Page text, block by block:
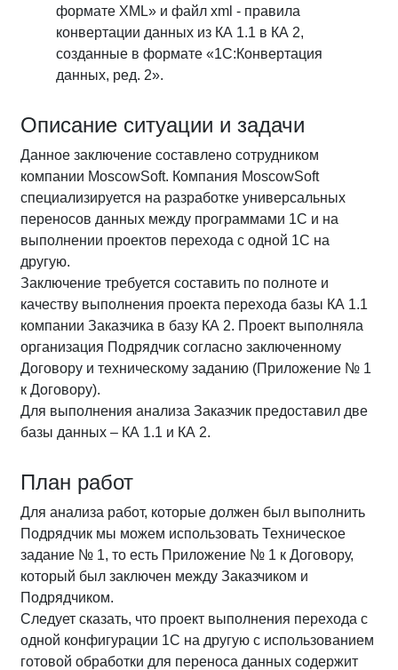
формате XML» и файл xml - правила
конвертации данных из КА 1.1 в КА 2,
созданные в формате «1С:Конвертация
данных, ред. 2».
Описание ситуации и задачи
Данное заключение составлено сотрудником
компании MoscowSoft. Компания MoscowSoft
специализируется на разработке универсальных
переносов данных между программами 1С и на
выполнении проектов перехода с одной 1С на
другую.
Заключение требуется составить по полноте и
качеству выполнения проекта перехода базы КА 1.1
компании Заказчика в базу КА 2. Проект выполняла
организация Подрядчик согласно заключенному
Договору и техническому заданию (Приложение № 1
к Договору).
Для выполнения анализа Заказчик предоставил две
базы данных – КА 1.1 и КА 2.
План работ
Для анализа работ, которые должен был выполнить
Подрядчик мы можем использовать Техническое
задание № 1, то есть Приложение № 1 к Договору,
который был заключен между Заказчиком и
Подрядчиком.
Следует сказать, что проект выполнения перехода с
одной конфигурации 1С на другую с использованием
готовой обработки для переноса данных содержит